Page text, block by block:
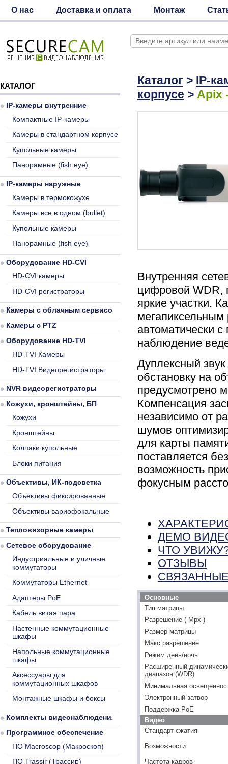
О нас Доставка и оплата Монтаж
Каталог > IP-
корпусе > Apix
Внутренняя
цифровой WDR,
яркие участки.
автоматически
наблюдение
Дуплексный
обстановку на
предусмотрено
Компенсация
независимо от
шумов
для карты
поставляется
возможность
фокусным
ДЕМО
ЧТО
ОТЗЫВЫ
Основные
Тип матрицы
Разрешение ( Mpx )
Размер матрицы
Макс разрешение
Режим день/ночь
Расширенный
диапазон (WDR)
Минимальная
Электронный затвор
Поддержка PoE
Видео
Стандарт сжатия
Возможности
Частота кадров
КАТАЛОГ
IP-камеры внутренние
Компактные IP-камеры
Камеры в стандартном корпусе
Купольные камеры
Панорамные (fish eye)
IP-камеры наружные
Камеры в термокожухе
Камеры все в одном (bullet)
Купольные камеры
Панорамные (fish eye)
Оборудование HD-CVI
HD-CVI камеры
HD-CVI регистраторы
Камеры с облачным сервисом
Камеры с PTZ
Оборудование HD-TVI
HD-TVI Камеры
HD-TVI Видеорегистраторы
NVR видеорегистраторы
Кожухи, кронштейны, БП
Кожухи
Кронштейны
Колпаки купольные
Блоки питания
Объективы, ИК-подсветка
Объективы фиксированные
Объективы вариофокальные
Тепловизорные камеры
Сетевое оборудование
Индустриальные и уличные
коммутаторы
Коммутаторы Ethernet
Адаптеры PoE
Кабель витая пара
Настенные коммутационные
шкафы
Напольные коммутационные
шкафы
Аксессуары для
коммутационных шкафов
Монтажные шкафы и боксы
Комплекты видеонаблюдения
Программное обеспечение
ПО Macroscop (Макроскоп)
ПО Trassir (Трассир)